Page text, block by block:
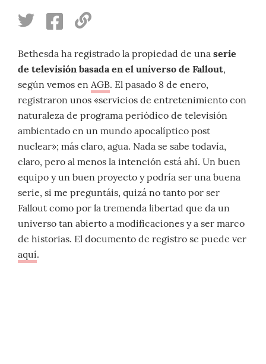
Bethesda ha registrado la propiedad de una serie
de televisión basada en el universo de Fallout,
según vemos en AGB. El pasado 8 de enero,
registraron unos «servicios de entretenimiento con
naturaleza de programa periódico de televisión
ambientado en un mundo apocalíptico post
nuclear»; más claro, agua. Nada se sabe todavía,
claro, pero al menos la intención está ahí. Un buen
equipo y un buen proyecto y podría ser una buena
serie, si me preguntáis, quizá no tanto por ser
Fallout como por la tremenda libertad que da un
universo tan abierto a modificaciones y a ser marco
de historias. El documento de registro se puede ver
aquí.